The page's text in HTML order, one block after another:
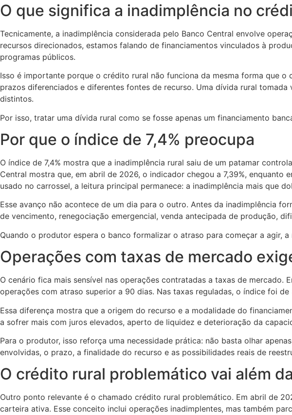
O que significa a inadimplência no
Tecnicamente, a inadimplência considerada pelo Banco Central envolve
recursos direcionados, estamos falando de financiamentos vinculados à
programas públicos.
Isso é importante porque o crédito rural não funciona da mesma forma que
prazos diferenciados e diferentes fontes de recurso. Uma dívida rural
distintos.
Por isso, tratar uma dívida rural como se fosse apenas um financiamento
Por que o índice de 7,4% preocupa
O índice de 7,4% mostra que a inadimplência rural saiu de um patamar
Central mostra que, em abril de 2026, o indicador chegou a 7,39%, enquanto
usado no carrossel, a leitura principal permanece: a inadimplência mais que
Esse avanço não acontece de um dia para o outro. Antes da inadimplência
de vencimento, renegociação emergencial, venda antecipada de produção,
Quando o produtor espera o banco formalizar o atraso para começar a agir,
Operações com taxas de mercado
O cenário fica mais sensível nas operações contratadas a taxas de mercado.
operações com atraso superior a 90 dias. Nas taxas reguladas, o índice foi
Essa diferença mostra que a origem do recurso e a modalidade do
a sofrer mais com juros elevados, aperto de liquidez e deterioração da
Para o produtor, isso reforça uma necessidade prática: não basta olhar
envolvidas, o prazo, a finalidade do recurso e as possibilidades reais de
O crédito rural problemático vai além
Outro ponto relevante é o chamado crédito rural problemático. Em abril de
carteira ativa. Esse conceito inclui operações inadimplentes, mas também